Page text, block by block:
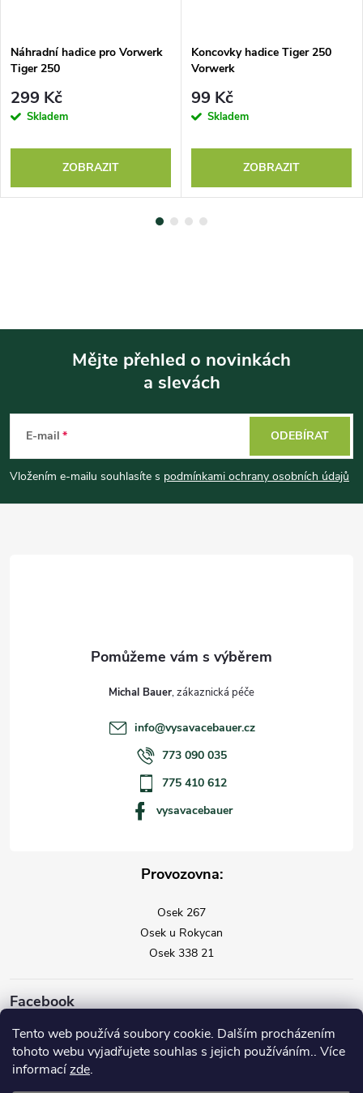
Tento web používá soubory cookie. Dalším procházením
tohoto webu vyjadřujete souhlas s jejich používáním.. Více
informacízde.
Náhradní hadice pro Vorwerk
Tiger 250
299 Kč
Skladem
ZOBRAZIT
Koncovky hadice Tiger 250
Vorwerk
99 Kč
Skladem
ZOBRAZIT
p
a
Mějte přehled o novinkách
a slevách
E-mail
Vložením e-mailu souhlasíte s podmínkami ochrany osobních údajů
ODEBÍRAT
Michal Bauer
info@vysavacebauer.cz
773 090 035
775 410 612
vysavacebauer
Provozovna:
Osek 267
Osek u Rokycan
Osek 338 21
Facebook